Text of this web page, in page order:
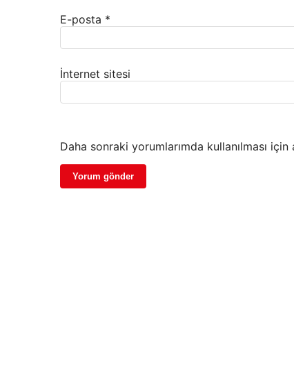
E-posta *
İnternet sitesi
Daha sonraki yorumlarımda kullanılması